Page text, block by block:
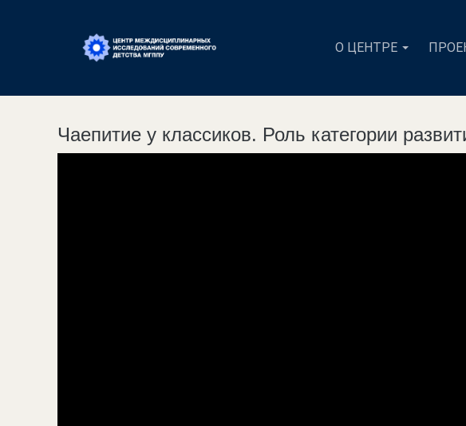
О ЦЕНТРЕ
Чаепитие у классиков. Роль категории